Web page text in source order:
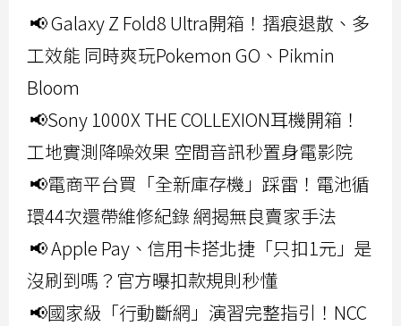
📢 Galaxy Z Fold8 Ultra開箱！摺痕退散、多
工效能 同時爽玩Pokemon GO、Pikmin
Bloom
📢Sony 1000X THE COLLEXION耳機開箱！
工地實測降噪效果 空間音訊秒置身電影院
📢電商平台買「全新庫存機」踩雷！電池循
環44次還帶維修紀錄 網揭無良賣家手法
📢 Apple Pay、信用卡搭北捷「只扣1元」是
沒刷到嗎？官方曝扣款規則秒懂
📢國家級「行動斷網」演習完整指引！NCC